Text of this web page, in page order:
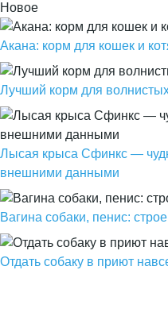
Новое
Акана: корм для кошек и
Лучший корм для
Лысая крыса Сфинкс —
внешними данными
Вагина собаки, пенис:
Отдать собаку в приют